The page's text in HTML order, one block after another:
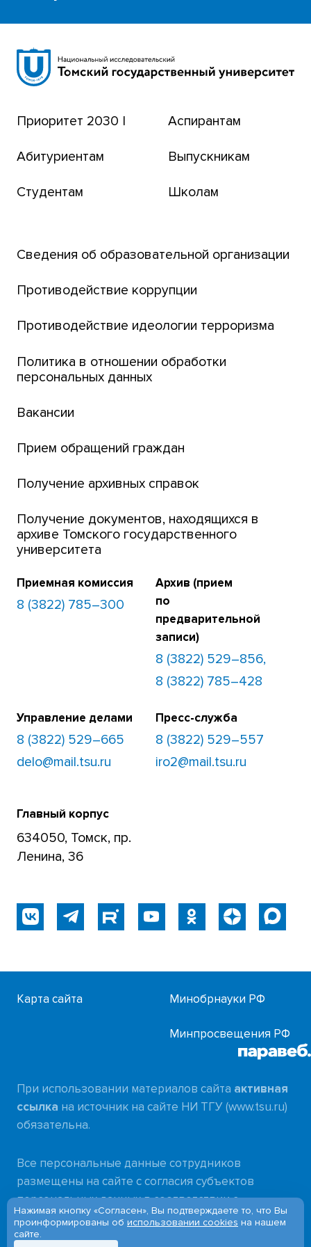
Сибирский ботанический сад
Томский региональный центр коллективного
Транссибирский научный путь
Парк социогуманитарных технологий ТГУ
Английский для всех
ТГУ
Интернет-лицей
Открытые онлайн-курсы (MOOCs)
Платежи онлайн
Банк инициатив по развитию университета
Приоритет 2030 |
Абитуриентам
Студентам
Аспирантам
Выпускникам
Школам
Сведения об образовательной организации
Противодействие коррупции
Противодействие идеологии терроризма
Политика в отношении обработки
персональных данных
Вакансии
Прием обращений граждан
Получение архивных справок
Получение документов, находящихся в
архиве Томского государственного
университета
Приемная комиссия
8 (3822) 785–300
Архив (прием
по
предварительной
записи)
8 (3822) 529–856,
8 (3822) 785–428
Управление делами
8 (3822) 529–665
delo@mail.tsu.ru
Пресс-служба
8 (3822) 529–557
iro2@mail.tsu.ru
Главный корпус
634050, Томск, пр.
Ленина, 36
Карта сайта Минобрнауки РФ
Минпросвещения РФ
При использовании материалов сайта активная
ссылка на источник на сайте НИ ТГУ (www.tsu.ru)
обязательна.
Все персональные данные сотрудников
размещены на сайте с согласия субъектов
персональных данных в соответствии с
требованиями
Федерального закона от 27.07.2006 № 152-ФЗ
Нажимая кнопку «Согласен», Вы подтверждаете то, что Вы
проинформированы об использовании cookies на нашем
сайте.